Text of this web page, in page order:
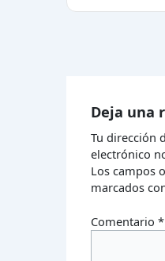
Deja una
Tu dirección
electrónico
Los campos
marcados
Comentario*